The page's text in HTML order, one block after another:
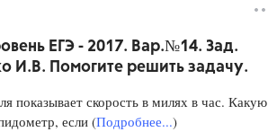
ЕГЭ - 2017. Вар.№14. Зад.
И.В. Помогите решить задачу.
показывает скорость в милях в час. Какую
если (Подробнее...)